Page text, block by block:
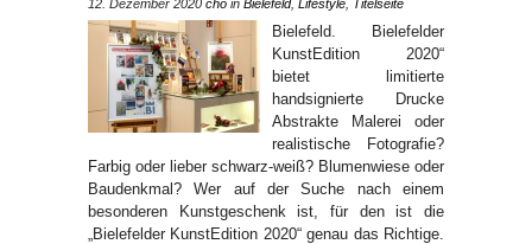
12. Dezember 2020 cho in Bielefeld, Lifestyle Titelseite
Bielefeld. Bielefelder
KunstEdition 2020“
bietet limitierte
handsignierte Drucke
Abstrakte Malerei oder
realistische Fotografie?
Farbig oder lieber schwarz-weiß? Blumenwiese oder
Baudenkmal? Wer auf der Suche nach einem
besonderen Kunstgeschenk ist, für den ist die
„Bielefelder KunstEdition 2020“ genau das Richtige.